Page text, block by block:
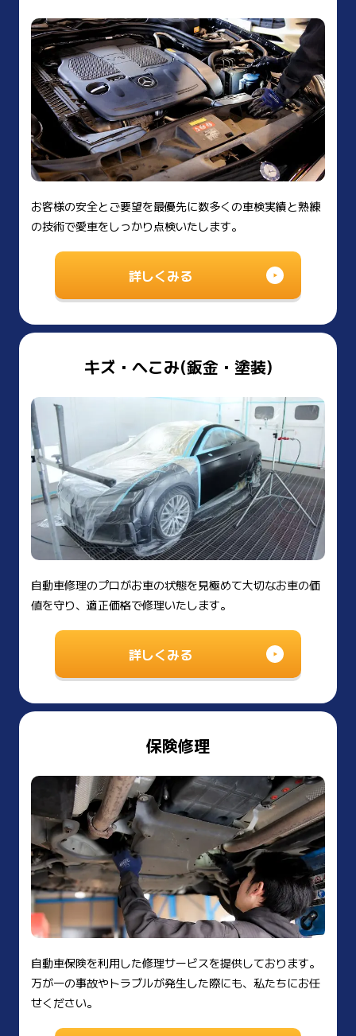
お客様の安全とご要望を最優先に数多くの車検実績と熟練
の技術で愛車をしっかり点検いたします。
詳しくみる
キズ・へこみ(鈑金・塗装)
自動車修理のプロがお車の状態を見極めて大切なお車の価
値を守り、適正価格で修理いたします。
詳しくみる
保険修理
自動車保険を利用した修理サービスを提供しております。
万が一の事故やトラブルが発生した際にも、私たちにお任
せください。